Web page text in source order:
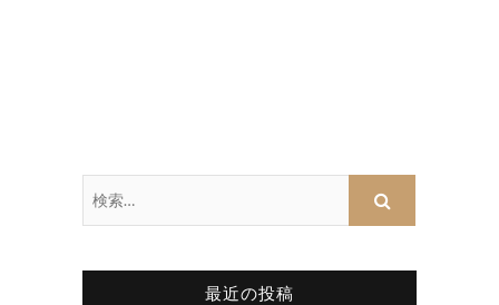
最近の投稿